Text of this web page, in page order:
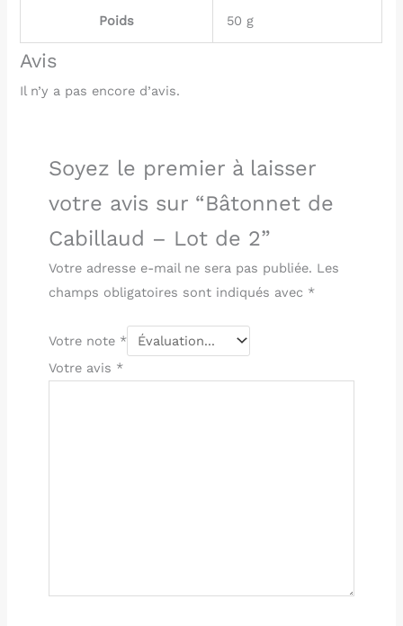
Poids 50 g
Avis
Il n’y a pas encore d’avis.
Soyez le premier à laisser
votre avis sur “Bâtonnet de
Cabillaud – Lot de 2”
Votre adresse e-mail ne sera pas publiée. Les
champs obligatoires sont indiqués avec *
Votre note *
Votre avis *